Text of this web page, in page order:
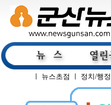
뉴스초점 정치/행정